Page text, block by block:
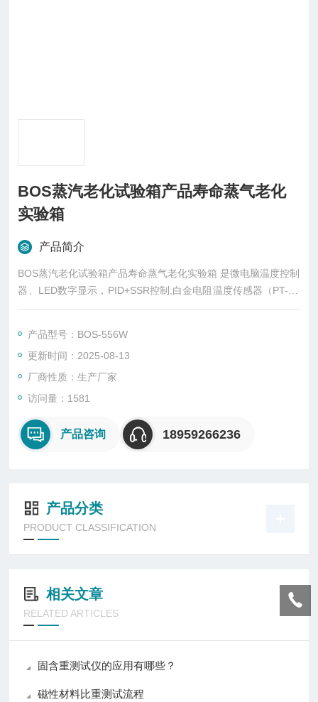
BOS蒸汽老化试验箱产品寿命蒸气老化
实验箱
产品简介
BOS蒸汽老化试验箱产品寿命蒸气老化实验箱 是微电脑温度控制
器、LED数字显示，PID+SSR控制,白金电阻温度传感器（PT-10
0），分辨率0.1℃，全自动安全保护装置，同时具有时间计时功
产品型号：BOS-556W
更新时间：2025-08-13
厂商性质：生产厂家
访问量：1581
产品咨询 18959266236
产品分类
PRODUCT CLASSIFICATION
相关文章
RELATED ARTICLES
固含重测试仪的应用有哪些？
磁性材料比重测试流程